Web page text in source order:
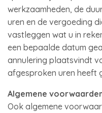
werkzaamheden, de
uren en de vergoeding
vastleggen wat u in
een bepaalde datum
annulering plaatsvindt
afgesproken uren heeft
Algemene
Ook algemene